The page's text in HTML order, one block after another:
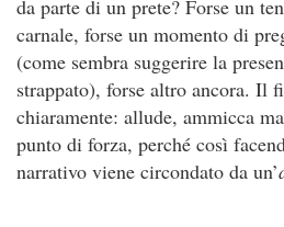
da parte di un prete? Forse un
carnale, forse un momento di
(come sembra suggerire la
strappato), forse altro ancora. Il
chiaramente: allude, ammicca
punto di forza, perché così
narrativo viene circondato da un’